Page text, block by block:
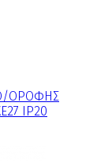
ΟΡΟΦΗΣ
IP20